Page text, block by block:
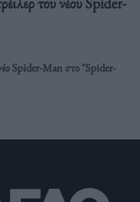
Spider-Man στο "Spider-